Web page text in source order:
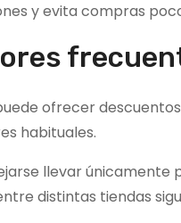
y evita compras
ofrecer
habituales.
llevar
distintas tiendas